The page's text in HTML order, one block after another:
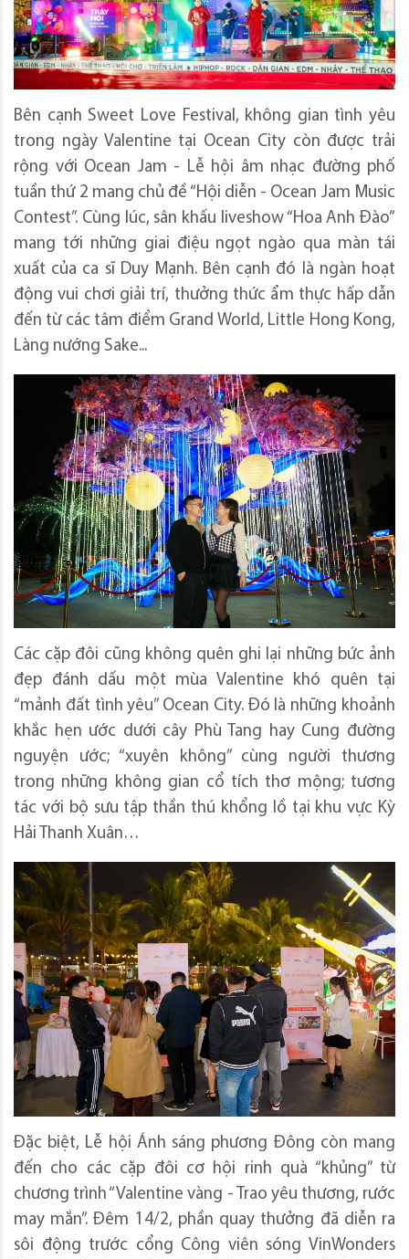
Bên cạnh Sweet Love Festival, không gian tình yêu
trong ngày Valentine tại Ocean City còn được trải
rộng với Ocean Jam - Lễ hội âm nhạc đường phố
tuần thứ 2 mang chủ đề “Hội diễn - Ocean Jam Music
Contest”. Cùng lúc, sân khấu liveshow “Hoa Anh Đào”
mang tới những giai điệu ngọt ngào qua màn tái
xuất của ca sĩ Duy Mạnh. Bên cạnh đó là ngàn hoạt
động vui chơi giải trí, thưởng thức ẩm thực hấp dẫn
đến từ các tâm điểm Grand World, Little Hong Kong,
Làng nướng Sake...
Các cặp đôi cũng không quên ghi lại những bức ảnh
đẹp đánh dấu một mùa Valentine khó quên tại
“mảnh đất tình yêu” Ocean City. Đó là những khoảnh
khắc hẹn ước dưới cây Phù Tang hay Cung đường
nguyện ước; “xuyên không” cùng người thương
trong những không gian cổ tích thơ mộng; tương
tác với bộ sưu tập thần thú khổng lồ tại khu vực Kỳ
Hải Thanh Xuân…
Đặc biệt, Lễ hội Ánh sáng phương Đông còn mang
đến cho các cặp đôi cơ hội rinh quà “khủng” từ
chương trình “Valentine vàng - Trao yêu thương, rước
may mắn”. Đêm 14/2, phần quay thưởng đã diễn ra
sôi động trước cổng Công viên sóng VinWonders